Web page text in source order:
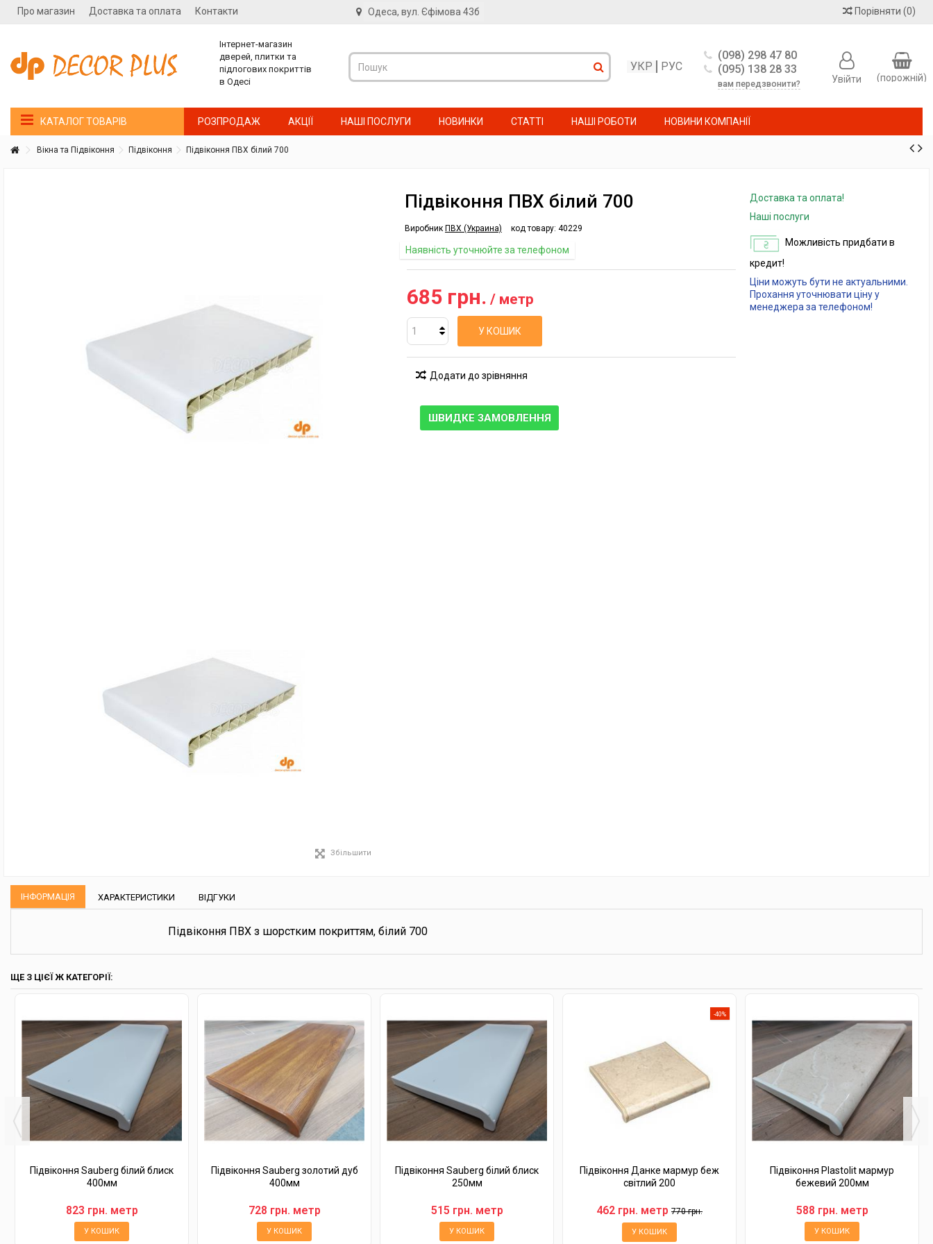
Про магазин Доставка та оплата Контакти Одеса, вул. Єфімова 43б Порівняти (0)
Інтернет-магазин
дверей, плитки та
підлогових покриттів
в Одесі
(порожній)
РУС
УКР
(098) 298 47 80
(095) 138 28 33
вам передзвонити? Увійти
КАТАЛОГ ТОВАРІВ РОЗПРОДАЖ АКЦІЇ НАШІ ПОСЛУГИ НОВИНКИ СТАТТІ НАШІ РОБОТИ НОВИНИ КОМПАНІЇ
Вікна та Підвіконня Підвіконня Підвіконня ПВХ білий 700
Збільшити
Підвіконня ПВХ білий 700
Виробник ПВХ (Украина) код товару: 40229
Наявність уточнюйте за телефоном
685 грн. / метр
У КОШИК
Додати до зрівняння
ШВИДКЕ ЗАМОВЛЕННЯ
Доставка та оплата!
Наші послуги
Можливість придбати в
кредит!
Ціни можуть бути не актуальними.
Прохання уточнювати ціну у
менеджера за телефоном!
ІНФОРМАЦІЯ ХАРАКТЕРИСТИКИ ВІДГУКИ
Підвіконня ПВХ з шорстким покриттям, білий 700
ЩЕ З ЦІЄЇ Ж КАТЕГОРІЇ:
Підвіконня Sauberg білий блиск
400мм
823 грн. метр
У КОШИК
Підвіконня Sauberg золотий дуб
400мм
728 грн. метр
У КОШИК
Підвіконня Sauberg білий блиск
250мм
515 грн. метр
У КОШИК
-40%
Підвіконня Данке мармур беж
світлий 200
462 грн. метр 770 грн.
У КОШИК
Підвіконня Plastolit мармур
бежевий 200мм
588 грн. метр
У КОШИК